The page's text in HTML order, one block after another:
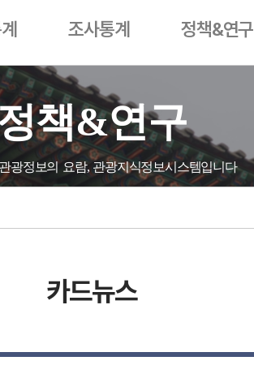
조사통계 정책&연구
책&연구
광정보의 요람, 관광지식정보시스템입니다
카드뉴스